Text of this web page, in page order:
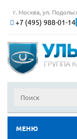
г. Москва, ул.
+7 (495) 988-01-14
МЕНЮ